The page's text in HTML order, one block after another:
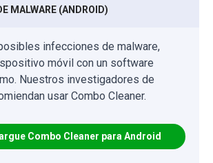
MALWARE (ANDROID)
infecciones de malware,
móvil con un software
Nuestros investigadores de
usar Combo Cleaner.
Combo Cleaner para Android